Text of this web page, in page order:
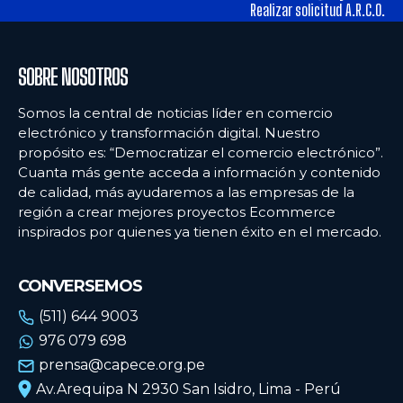
Ecommercenews
PERÚ
ARGENTINA
BOLIVIA
CHILE
ECUADOR
MÉXICO
URUGUAY
VENEZUELA
Ecommercenews
PERÚ
ARGENTINA
BOLIVIA
CHILE
ECUADOR
MÉXICO
URUGUAY
VENEZUELA
Realizar solicitud A.R.C.O.
SOBRE NOSOTROS
Somos la central de noticias líder en comercio
electrónico y transformación digital. Nuestro
propósito es: “Democratizar el comercio electrónico”.
Cuanta más gente acceda a información y contenido
de calidad, más ayudaremos a las empresas de la
región a crear mejores proyectos Ecommerce
inspirados por quienes ya tienen éxito en el mercado.
CONVERSEMOS
(511) 644 9003
976 079 698
prensa@capece.org.pe
Av.Arequipa N 2930 San Isidro, Lima - Perú